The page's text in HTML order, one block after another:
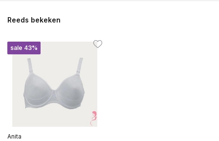
Reeds bekeken
sale 43%
Anita